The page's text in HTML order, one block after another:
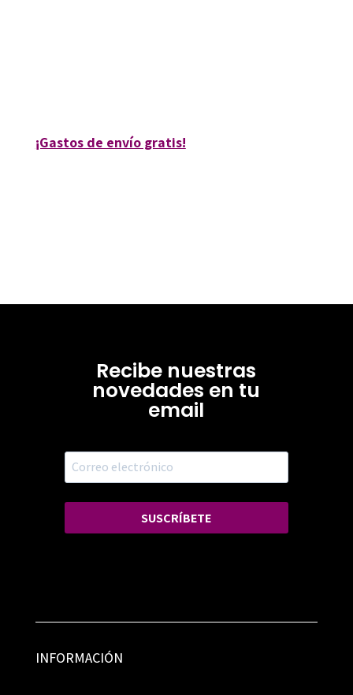
¡Gastos de envío gratis!
Recibe nuestras
novedades en tu
email
SUSCRÍBETE
INFORMACIÓN